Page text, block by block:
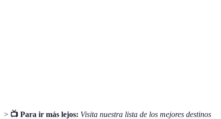
> 📺 Para ir más lejos: Visita nuestra lista de los mejores destinos